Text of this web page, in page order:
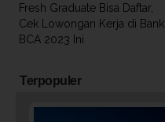
Fresh Graduate Bisa Daftar,
Cek Lowongan Kerja di Bank
BCA 2023 Ini
Terpopuler